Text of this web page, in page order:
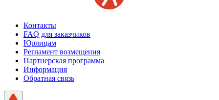
Контакты
FAQ для заказчиков
Юрлицам
Регламент возмещения
Партнерская программа
Информация
Обратная связь